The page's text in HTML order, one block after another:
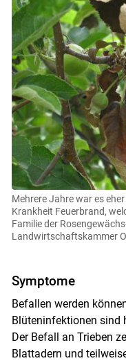
Skip
Mehrere Jahre war es
Krankheit Feuerbrand,
Familie der
Landwirtschaftskammer
Symptome
Befallen werden
Blüteninfektionen sind
Der Befall an Trieben
Blattadern und